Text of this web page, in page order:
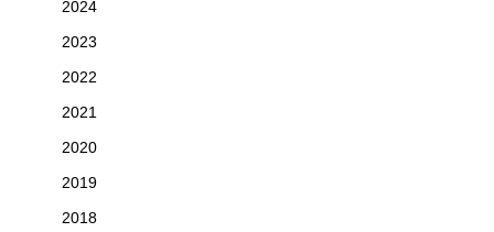
2024
2023
2022
2021
2020
2019
2018